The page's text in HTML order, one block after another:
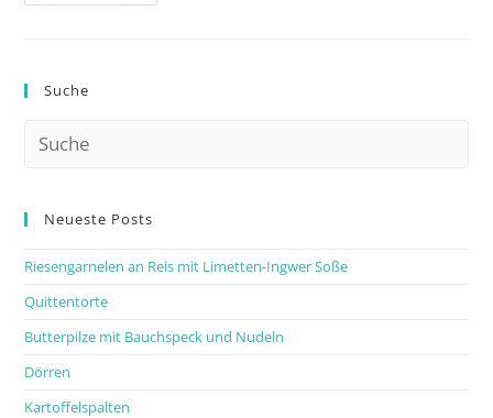
Suche
Neueste Posts
Riesengarnelen an Reis mit Limetten-Ingwer Soße
Quittentorte
Butterpilze mit Bauchspeck und Nudeln
Dörren
Kartoffelspalten